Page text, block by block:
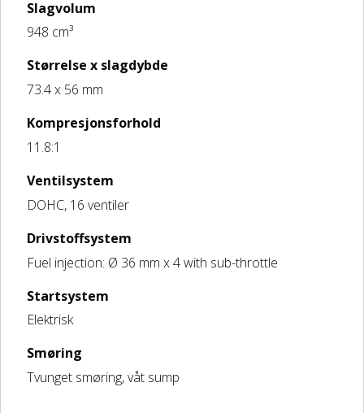
Slagvolum
948 cm³
Størrelse x slagdybde
73.4 x 56 mm
Kompresjonsforhold
11.8:1
Ventilsystem
DOHC, 16 ventiler
Drivstoffsystem
Fuel injection: Ø 36 mm x 4 with sub-throttle
Startsystem
Elektrisk
Smøring
Tvunget smøring, våt sump